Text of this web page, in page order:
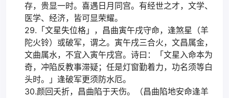
存，贵显一时。喜遇日月同宫。有经世之才，文学、
医学、经济，皆可显荣耀。
29.「文星失位格」，昌曲寅午戌守命，逢煞星（羊
陀火铃）或破军，谓之。寅午戌三合火，文昌属金，
文曲属水，不宜入寅午戌宫。诗曰：「文星入命本为
奇，冲陷反教事滞疑；任是灯窗勤着力，功名须等白
头时。」逢破军更须防水厄。
30.颜回夭折，昌曲陷于天伤。（昌曲陷地安命逢羊